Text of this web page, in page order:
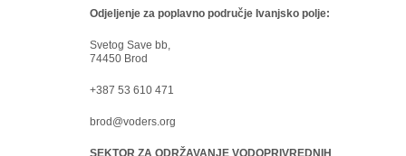
Odjeljenje za poplavno područje Ivanjsko polje:
Svetog Save bb,
74450 Brod
+387 53 610 471
brod@voders.org